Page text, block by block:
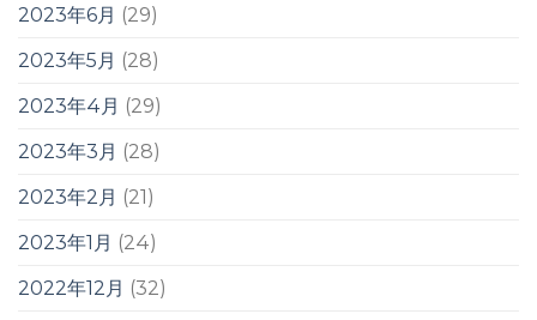
2023年6月 (29)
2023年5月 (28)
2023年4月 (29)
2023年3月 (28)
2023年2月 (21)
2023年1月 (24)
2022年12月 (32)